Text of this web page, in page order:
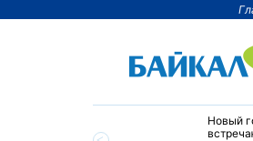
Новый